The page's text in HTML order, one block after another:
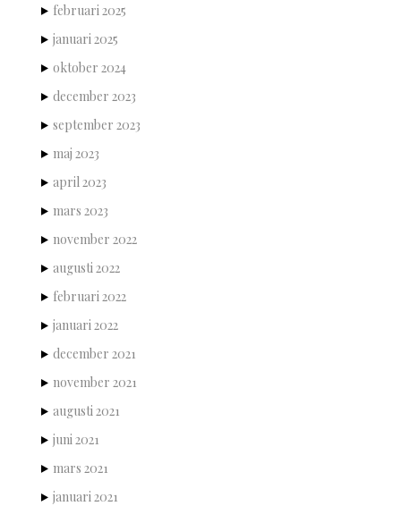
februari 2025
januari 2025
oktober 2024
december 2023
september 2023
maj 2023
april 2023
mars 2023
november 2022
augusti 2022
februari 2022
januari 2022
december 2021
november 2021
augusti 2021
juni 2021
mars 2021
januari 2021